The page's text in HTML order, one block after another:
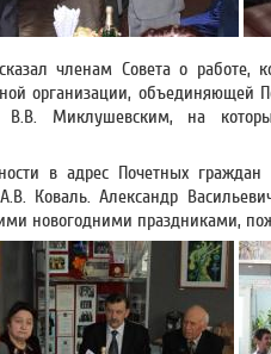
членам Совета о работе,
организации, объединяющей
В.В. Миклушевским, на
в адрес Почетных
А.В. Коваль. Александр
новогодними праздниками,